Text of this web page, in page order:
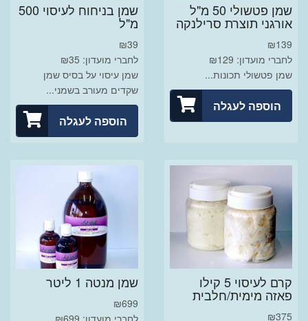
שמן פטשולי 50 מ"ל
אורגני תוצרת סרילנקה
₪139
לחברי מועדון: ₪129
שמן פטשולי תכונות...
הוספה לעגלה
שמן בניחוח לעיסוי 500
מ"ל
₪39
לחברי מועדון: ₪35
שמן עיסוי על בסיס שמן
שקדים מעורב בשמני...
הוספה לעגלה
קרם לעיסוי 5 קילו
פאזה מימית/חלבית
₪375
שמן מנטה 1 ליטר
₪699